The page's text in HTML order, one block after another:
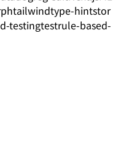
tailwindtype-hintstor
testingtestrule-based-